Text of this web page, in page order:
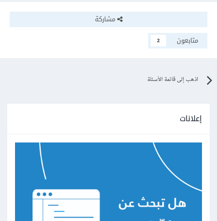
مشاركة
متابعون
2
اذهب إلى قائمة الأسئلة
إعلانات